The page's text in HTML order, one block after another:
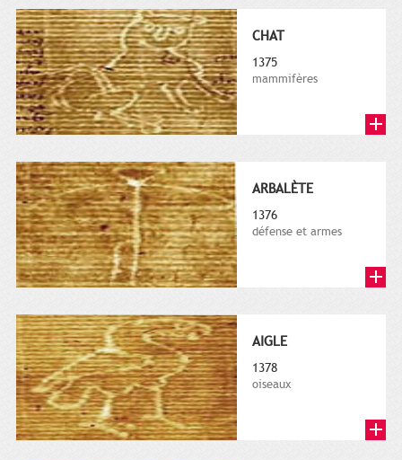
CHAT
1375
mammifères
ARBALÈTE
1376
défense et armes
AIGLE
1378
oiseaux